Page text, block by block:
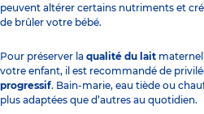
peuvent altérer certains nutriments et
de brûler votre bébé.
Pour préserver la qualité du lait
votre enfant, il est recommandé de
progressif. Bain-marie, eau tiède ou
plus adaptées que d’autres au quotidien.